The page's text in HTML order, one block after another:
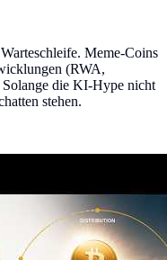
Meme-Coins
(RWA,
die KI-Hype nicht
stehen.